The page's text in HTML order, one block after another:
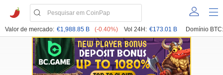
Valor de mercado: €1,988.85 B (-0.40%) Vol 24H: €173.01 B Domínio BTC: